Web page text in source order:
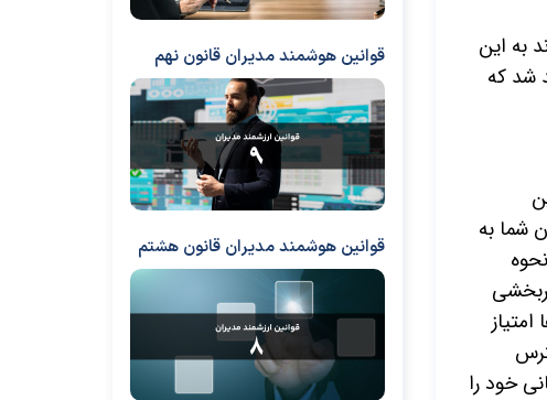
به این
شد که
شما به
اثربخشی
رفتارهای هیجانی خود را
قوانین هوشمند مدیران قانون نهم
قوانین هوشمند مدیران قانون هشتم